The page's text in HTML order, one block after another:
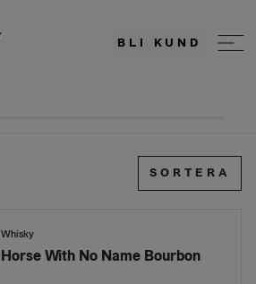
BLI KUND
SORTERA
Whisky
Horse With No Name Bourbon